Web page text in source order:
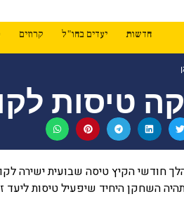
חדשות יעדים בחו"ל קרוזים
טיסות
חודשי הקיץ טיסה שבועית ישירה
היחיד שיפעיל טיסות ליעד זה.